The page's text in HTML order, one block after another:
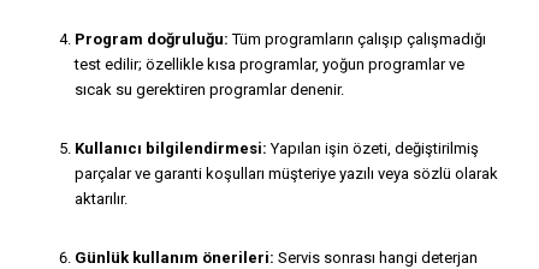
Program doğruluğu: Tüm programların çalışıp çalışmadığı
test edilir; özellikle kısa programlar, yoğun programlar ve
sıcak su gerektiren programlar denenir.
Kullanıcı bilgilendirmesi: Yapılan işin özeti, değiştirilmiş
parçalar ve garanti koşulları müşteriye yazılı veya sözlü olarak
aktarılır.
Günlük kullanım önerileri: Servis sonrası hangi deterjan